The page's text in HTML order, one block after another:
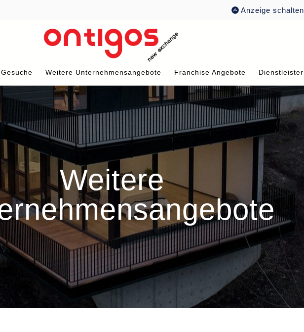
Anzeige schalten
Weitere Unternehmensangebote Franchise Angebote Dienstleister
Weitere